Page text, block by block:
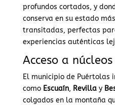
profundos cortados, y
conserva en su estado
transitadas, perfectas
experiencias auténticas
Acceso a
El municipio de Puértolas
como Escuaín, Revillay
colgados en la montaña